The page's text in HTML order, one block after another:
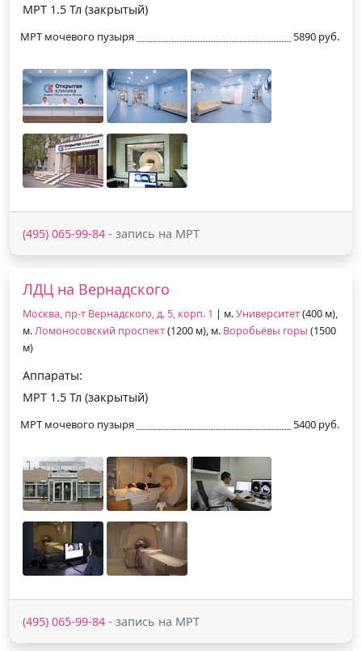
МРТ 1.5 Тл (закрытый)
МРТ мочевого пузыря 5890 руб.
(495) 065-99-84 - запись на МРТ
ЛДЦ на Вернадского
Москва, пр-т Вернадского, д. 5, корп. 1 | м.Университет(400 м),
м.Ломоносовский проспект(1200 м), м. Воробьёвы горы (1500
м)
Аппараты:
МРТ 1.5 Тл (закрытый)
МРТ мочевого пузыря 5400 руб.
(495) 065-99-84 - запись на МРТ